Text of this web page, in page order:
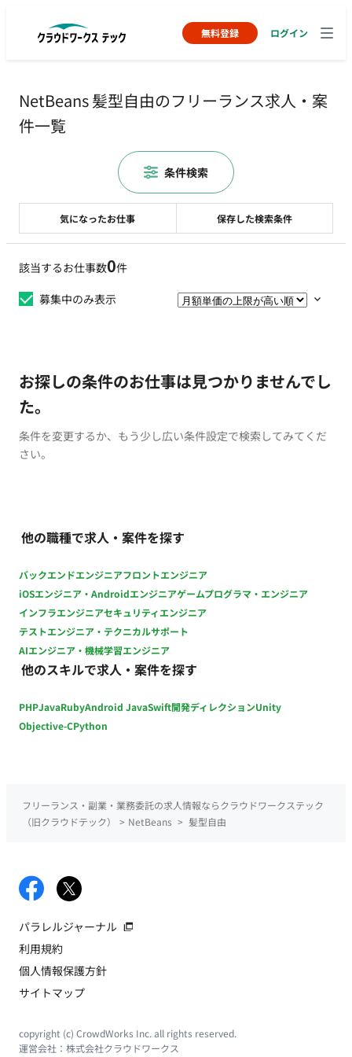
無料登録 ログイン
NetBeans 髪型自由のフリーランス求人・案
件一覧
該当するお仕事数0件
募集中のみ表示
お探しの条件のお仕事は見つかりませんでし
た。
条件を変更するか、もう少し広い条件設定で検索してみてくだ
さい。
他の職種で求人・案件を探す
バックエンドエンジニアフロントエンジニア
iOSエンジニア・Androidエンジニアゲームプログラマ・エンジニア
インフラエンジニアセキュリティエンジニア
テストエンジニア・テクニカルサポート
AIエンジニア・機械学習エンジニア
他のスキルで求人・案件を探す
PHPJavaRubyAndroid JavaSwift開発ディレクションUnity
Objective-CPython
気になったお仕事 保存した検索条件
条件検索
フリーランス・副業・業務委託の求人情報ならクラウドワークステック
（旧クラウドテック）
> NetBeans > 髪型自由
パラレルジャーナル
利用規約
個人情報保護方針
サイトマップ
copyright (c) CrowdWorks Inc. all rights reserved.
運営会社： 株式会社クラウドワークス